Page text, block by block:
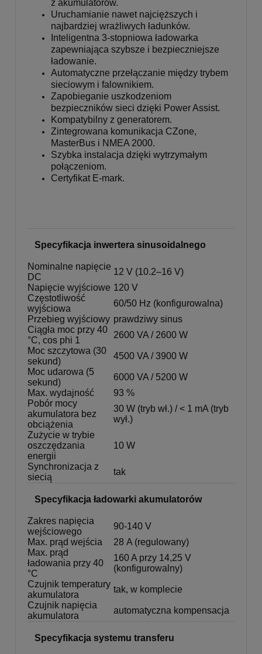
z akumulatorów.
Uruchamianie nawet najcięższych i
najbardziej wrażliwych ładunków.
Inteligentna 3-stopniowa ładowarka
zapewniająca szybsze i bezpieczniejsze
ładowanie.
Automatyczne przełączanie między trybem
sieciowym i falownikiem.
Zapobieganie uszkodzeniom
bezpieczników sieci dzięki Power Assist.
Kompatybilny z generatorem.
Zintegrowana komunikacja CZone,
MasterBus i NMEA 2000.
Szybka instalacja dzięki wytrzymałym
połączeniom.
Certyfikat E-mark.
Specyfikacja inwertera sinusoidalnego
Nominalne napięcie
DC
12 V (10.2–16 V)
Napięcie wyjściowe 120 V
Częstotliwość
wyjściowa
60/50 Hz (konfigurowalna)
Przebieg wyjściowy prawdziwy sinus
Ciągła moc przy 40
°C, cos phi 1
2600 VA / 2600 W
Moc szczytowa (30
sekund)
4500 VA / 3900 W
Moc udarowa (5
sekund)
6000 VA / 5200 W
Max. wydajność
93 %
Pobór mocy
akumulatora bez
obciążenia
30 W (tryb wł.) / < 1 mA (tryb
wył.)
Zużycie w trybie
oszczędzania
energii
10 W
Synchronizacja z
siecią
tak
Specyfikacja ładowarki akumulatorów
Zakres napięcia
wejściowego
90-140 V
Max. prąd wejścia
28 A (regulowany)
Max. prąd
ładowania przy 40
°C
160 A przy 14,25 V
(konfigurowalny)
Czujnik temperatury
akumulatora
tak, w komplecie
Czujnik napięcia
akumulatora
automatyczna kompensacja
Specyfikacja systemu transferu